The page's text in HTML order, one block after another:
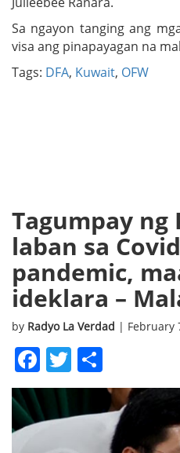
Sa ngayon tanging ang
visa ang pinapayagan na
Tags: DFA, Kuwait, OFW
Tagumpay ng
laban sa
pandemic,
ideklara –
by Radyo La Verdad | February
Facebook
Twitter